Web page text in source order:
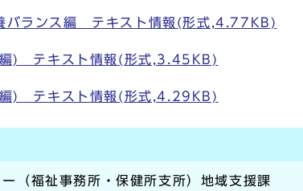
バランス編 テキスト情報(形式,4.77KB)
編) テキスト情報(形式,3.45KB)
編) テキスト情報(形式,4.29KB)
（福祉事務所・保健所支所）地域支援課